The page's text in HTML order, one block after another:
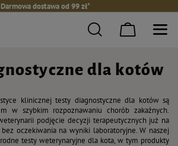
Darmowa dostawa od 99 zł*
dla kotów
klinicznej testy diagnostyczne dla kotów są
w szybkim rozpoznawaniu chorób zakaźnych.
podjęcie decyzji terapeutycznych już na
oczekiwania na wyniki laboratoryjne. W naszej
testy weterynaryjne dla kota, w tym produkty